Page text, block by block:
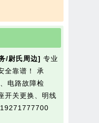
/尉氏周边] 专业
全靠谱！ 承
电路故障检
开关更换、明线